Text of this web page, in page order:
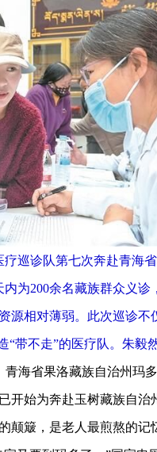
巡诊队第七次奔赴青海
为200余名藏族群众义诊
源相对薄弱。此次巡诊不
“带不走”的医疗队。朱毅
海省果洛藏族自治州玛
开始为奔赴玉树藏族自治
簸，是老人最煎熬的记